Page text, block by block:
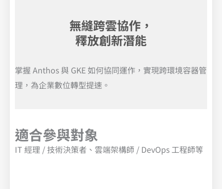
無縫跨雲協作，
釋放創新潛能
掌握 Anthos 與 GKE 如何協同運作，實現跨環境容器管
理，為企業數位轉型提速。
適合參與對象
IT 經理 / 技術決策者、雲端架構師 / DevOps 工程師等